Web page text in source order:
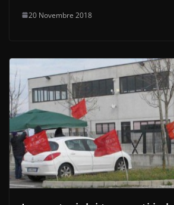
20 Novembre 2018